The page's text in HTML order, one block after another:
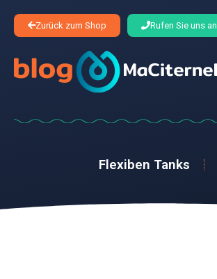
Zurück zum Shop Rufen Sie uns an
Flexiben Tanks